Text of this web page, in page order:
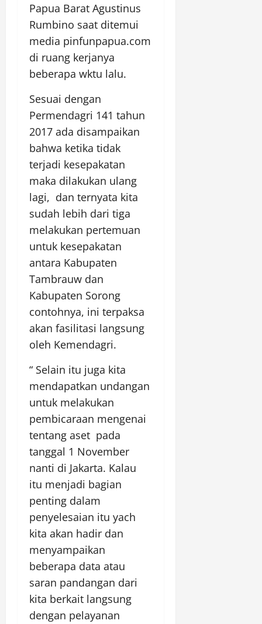
Papua Barat Agustinus
Rumbino saat ditemui
media pinfunpapua.com
di ruang kerjanya
beberapa wktu lalu.
Sesuai dengan
Permendagri 141 tahun
2017 ada disampaikan
bahwa ketika tidak
terjadi kesepakatan
maka dilakukan ulang
lagi, dan ternyata kita
sudah lebih dari tiga
melakukan pertemuan
untuk kesepakatan
antara Kabupaten
Tambrauw dan
Kabupaten Sorong
contohnya, ini terpaksa
akan fasilitasi langsung
oleh Kemendagri.
“ Selain itu juga kita
mendapatkan undangan
untuk melakukan
pembicaraan mengenai
tentang aset pada
tanggal 1 November
nanti di Jakarta. Kalau
itu menjadi bagian
penting dalam
penyelesaian itu yach
kita akan hadir dan
menyampaikan
beberapa data atau
saran pandangan dari
kita berkait langsung
dengan pelayanan